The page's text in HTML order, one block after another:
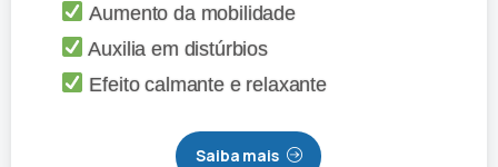
Aumento da mobilidade
Auxilia em distúrbios
Efeito calmante e relaxante
Saiba mais